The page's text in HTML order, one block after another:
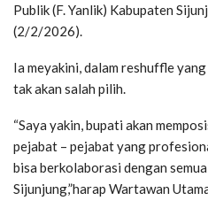
Publik (F. Yanlik) Kabupaten
(2/2/2026).
Ia meyakini, dalam reshuffle
tak akan salah pilih.
“Saya yakin, bupati akan
pejabat – pejabat yang
bisa berkolaborasi dengan
Sijunjung,”harap Wartawan